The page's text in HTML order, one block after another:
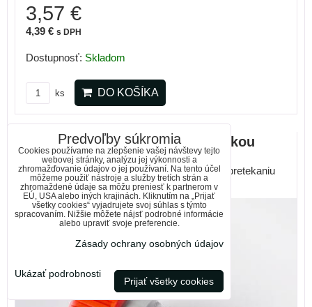
3,57 €
4,39 € s DPH
Dostupnosť: Skladom
ks DO KOŠÍKA
4456 Rýchlospojka 3/4" so stopkou
4456 Rýchlospojka 3/4" so stopkou - zábráni pretekaniu
vody pri...
Predvoľby súkromia
Cookies používame na zlepšenie vašej návštevy tejto
webovej stránky, analýzu jej výkonnosti a
zhromažďovanie údajov o jej používaní. Na tento účel
môžeme použiť nástroje a služby tretích strán a
zhromaždené údaje sa môžu preniesť k partnerom v
EÚ, USA alebo iných krajinách. Kliknutím na „Prijať
všetky cookies“ vyjadrujete svoj súhlas s týmto
spracovaním. Nižšie môžete nájsť podrobné informácie
alebo upraviť svoje preferencie.
Zásady ochrany osobných údajov
Ukázať podrobnosti
Prijať všetky cookies